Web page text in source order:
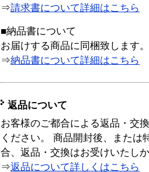
⇒請求書について詳細はこちら
■納品書について
お届けする商品に同梱致します。
⇒納品書について詳細はこちら
返品について
お客様のご都合による返品・交
ください。 商品開封後、または
合、返品・交換はお受けいたし
⇒返品について詳しくはこちら